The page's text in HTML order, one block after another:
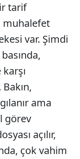
tarif
muhalefet
var. Şimdi
ama
görev
açılır,
çok vahim